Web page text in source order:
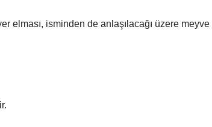
elması, isminden de anlaşılacağı üzere meyve